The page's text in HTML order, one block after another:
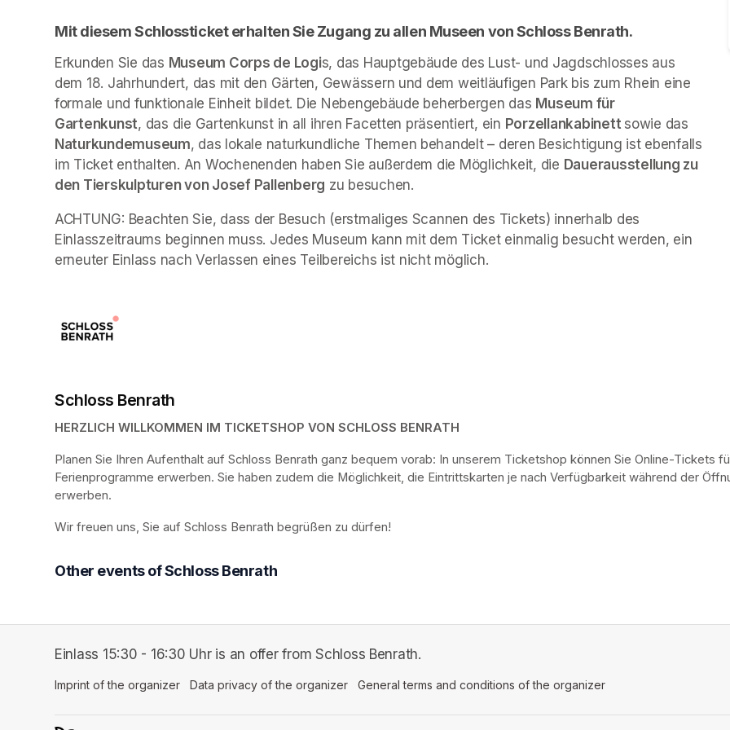
Mit diesem Schlossticket erhalten Sie Zugang zu allen Museen von Schloss Benrath.
Erkunden Sie das Museum Corps de Logis, das Hauptgebäude des Lust- und Jagdschlosses aus
dem 18. Jahrhundert, das mit den Gärten, Gewässern und dem weitläufigen Park bis zum Rhein eine
formale und funktionale Einheit bildet. Die Nebengebäude beherbergen das Museum für
Gartenkunst, das die Gartenkunst in all ihren Facetten präsentiert, ein Porzellankabinett
Naturkundemuseum, das lokale naturkundliche Themen behandelt – deren Besichtigung ist ebenfalls
im Ticket enthalten. An Wochenenden haben Sie außerdem die Möglichkeit, die Dauerausstellung zu
den Tierskulpturen von Josef Pallenberg zu besuchen.
ACHTUNG: Beachten Sie, dass der Besuch (erstmaliges Scannen des Tickets) innerhalb des
Einlasszeitraums beginnen muss. Jedes Museum kann mit dem Ticket einmalig besucht werden, ein
erneuter Einlass nach Verlassen eines Teilbereichs ist nicht möglich.
Schloss Benrath
HERZLICH WILLKOMMEN IM TICKETSHOP VON SCHLOSS BENRATH
Planen Sie Ihren Aufenthalt auf Schloss Benrath ganz bequem vorab: In unserem Ticketshop können Sie Online-Tickets
Ferienprogramme erwerben. Sie haben zudem die Möglichkeit, die Eintrittskarten je nach Verfügbarkeit während der
erwerben.
Wir freuen uns, Sie auf Schloss Benrath begrüßen zu dürfen!
Other events of Schloss Benrath
Einlass 15:30 - 16:30 Uhr is an offer from Schloss Benrath.
Imprint of the organizer (opens in a new tab)
Data privacy of the organizer (opens in a new tab)
General terms and conditions of the organizer